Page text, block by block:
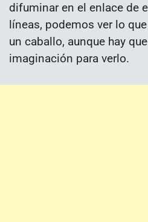
difuminar en el enlace de
líneas, podemos ver lo
un caballo, aunque hay
imaginación para verlo.